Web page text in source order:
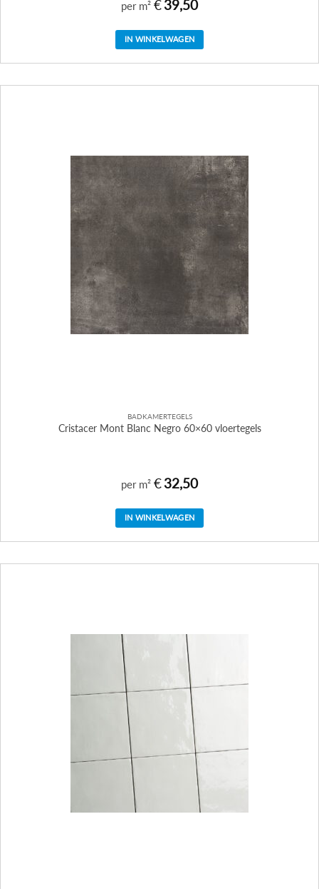
per m² €39,50
IN WINKELWAGEN
BADKAMERTEGELS
Cristacer Mont Blanc Negro 60×60 vloertegels
per m² €32,50
IN WINKELWAGEN